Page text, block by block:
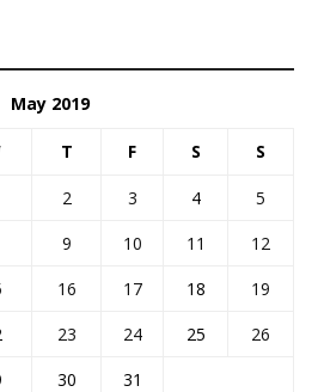
May 2019
T F S S
2 3 4
5
9 10 11
12
16 17 18
19
23 24 25
26
30
31